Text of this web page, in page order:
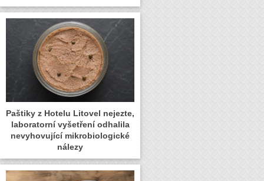
Paštiky z Hotelu Litovel nejezte,
laboratorní vyšetření odhalila
nevyhovující mikrobiologické
nálezy